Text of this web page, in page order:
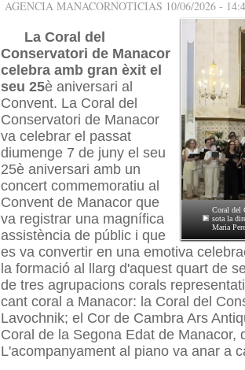
AGENCIA MANACORNOTICIAS 10/06/2026 -
Coral del
sota la
Maria
La Coral del
Conservatori de Manacor
celebra amb gran èxit el
seu 25è aniversari al
Convent. La Coral del
Conservatori de Manacor
va celebrar el passat
diumenge 7 de juny el seu
25è aniversari amb un
concert commemoratiu al
Convent de Manacor que
va registrar una magnífica
assistència de públic i que
es va convertir en una emotiva
la formació al llarg d'aquest quart de
de tres agrupacions corals
cant coral a Manacor: la Coral del
Lavochnik; el Cor de Cambra Ars
Coral de la Segona Edat de Manacor,
L'acompanyament al piano va anar a